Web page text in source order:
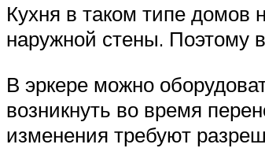
Кухня в таком типе
наружной стены. Поэтому
В эркере можно
возникнуть во время
изменения требуют